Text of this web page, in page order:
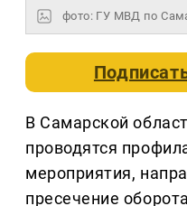
фото: ГУ МВД по
В Самарской
проводятся
мероприятия,
пресечение